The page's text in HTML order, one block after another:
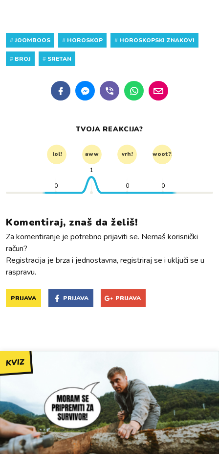
#JOOMBOOS # HOROSKOP # HOROSKOPSKI ZNAKOVI
# BROJ # SRETAN
TVOJA REAKCIJA?
lol! aww vrh! woot?!
0
1
0 0
Komentiraj, znaš da želiš!
Za komentiranje je potrebno prijaviti se. Nemaš korisnički
račun?
Registracija je brza i jednostavna, registriraj se i uključi se u
raspravu.
PRIJAVA PRIJAVA PRIJAVA
KVIZ